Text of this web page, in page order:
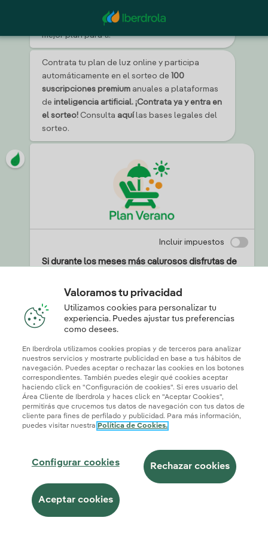
Valoramos tu privacidad
Utilizamos cookies para personalizar tu
experiencia. Puedes ajustar tus preferencias
como desees.
En Iberdrola utilizamos cookies propias y de terceros para analizar
nuestros servicios y mostrarte publicidad en base a tus hábitos de
navegación. Puedes aceptar o rechazar las cookies en los botones
correspondientes. También puedes elegir qué cookies aceptar
haciendo click en "Configuración de cookies". Si eres usuario del
Área Cliente de Iberdrola y haces click en "Aceptar Cookies",
permitirás que crucemos tus datos de navegación con tus datos de
cliente para fines de perfilado y publicidad. Para más información,
puedes visitar nuestra Política de Cookies.
Configurar cookies Rechazar cookies
Aceptar cookies